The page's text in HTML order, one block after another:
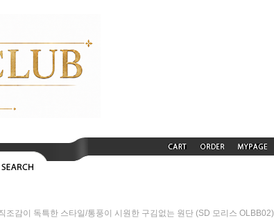
조감이 독특한 스타일/통풍이 시원한 구김없는 원단 (SD 모리스 OLBB02)